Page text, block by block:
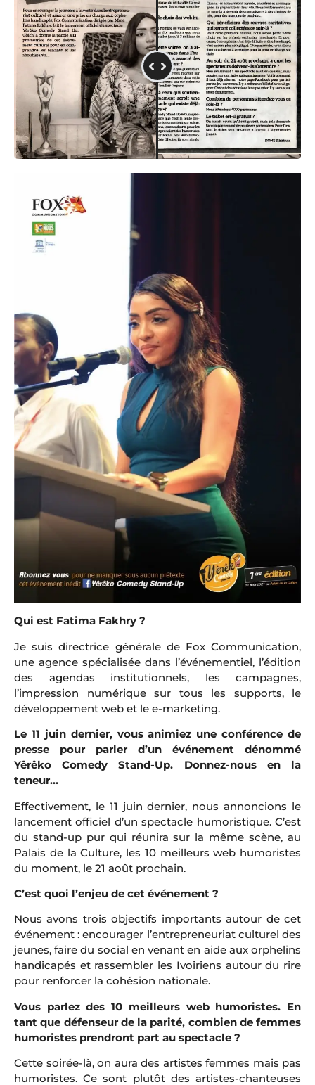
Qui est Fatima Fakhry ?
Je suis directrice générale de Fox Communication,
une agence spécialisée dans l’événementiel, l’édition
des agendas institutionnels, les campagnes,
l’impression numérique sur tous les supports, le
développement web et le e-marketing.
Le 11 juin dernier, vous animiez une conférence de
presse pour parler d’un événement dénommé
Yêrêko Comedy Stand-Up. Donnez-nous en la
teneur…
Effectivement, le 11 juin dernier, nous annoncions le
lancement officiel d’un spectacle humoristique. C’est
du stand-up pur qui réunira sur la même scène, au
Palais de la Culture, les 10 meilleurs web humoristes
du moment, le 21 août prochain.
C’est quoi l’enjeu de cet événement ?
Nous avons trois objectifs importants autour de cet
événement : encourager l’entrepreneuriat culturel des
jeunes, faire du social en venant en aide aux orphelins
handicapés et rassembler les Ivoiriens autour du rire
pour renforcer la cohésion nationale.
Vous parlez des 10 meilleurs web humoristes. En
tant que défenseur de la parité, combien de femmes
humoristes prendront part au spectacle ?
Cette soirée-là, on aura des artistes femmes mais pas
humoristes. Ce sont plutôt des artistes-chanteuses